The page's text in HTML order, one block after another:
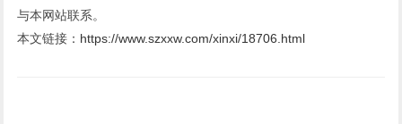
与本网站联系。
本文链接： https://www.szxxw.com/xinxi/18706.html